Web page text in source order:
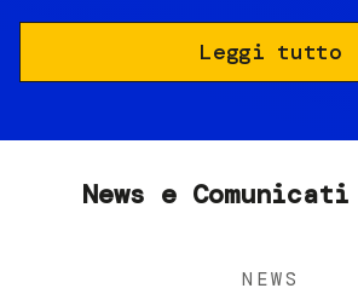
Leggi tutto
News e Comunicati
NEWS